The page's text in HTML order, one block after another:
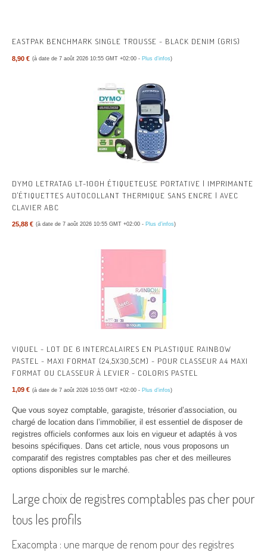
EASTPAK BENCHMARK SINGLE TROUSSE - BLACK DENIM (GRIS)
8,90 € (à date de 7 août 2026 10:55 GMT +02:00 - Plus d’infos)
DYMO LETRATAG LT-100H ÉTIQUETEUSE PORTATIVE | IMPRIMANTE
D'ÉTIQUETTES AUTOCOLLANT THERMIQUE SANS ENCRE | AVEC
CLAVIER ABC
25,88 € (à date de 7 août 2026 10:55 GMT +02:00 - Plus d’infos)
VIQUEL - LOT DE 6 INTERCALAIRES EN PLASTIQUE RAINBOW
PASTEL - MAXI FORMAT (24,5X30,5CM) - POUR CLASSEUR A4 MAXI
FORMAT OU CLASSEUR À LEVIER - COLORIS PASTEL
1,09 € (à date de 7 août 2026 10:55 GMT +02:00 - Plus d’infos)
Que vous soyez comptable, garagiste, trésorier d’association, ou
chargé de location dans l’immobilier, il est essentiel de disposer de
registres officiels conformes aux lois en vigueur et adaptés à vos
besoins spécifiques. Dans cet article, nous vous proposons un
comparatif des registres comptables pas cher et des meilleures
options disponibles sur le marché.
Large choix de registres comptables pas cher pour
tous les profils
Exacompta : une marque de renom pour des registres